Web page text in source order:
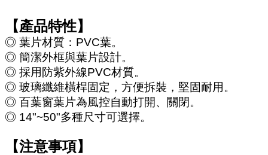
【產品特性】
◎ 葉片材質：PVC葉。
◎ 簡潔外框與葉片設計。
◎ 採用防紫外線PVC材質。
◎ 玻璃纖維橫桿固定，方便拆裝，堅固耐用。
◎ 百葉窗葉片為風控自動打開、關閉。
◎ 14"~50"多種尺寸可選擇。
【注意事項】